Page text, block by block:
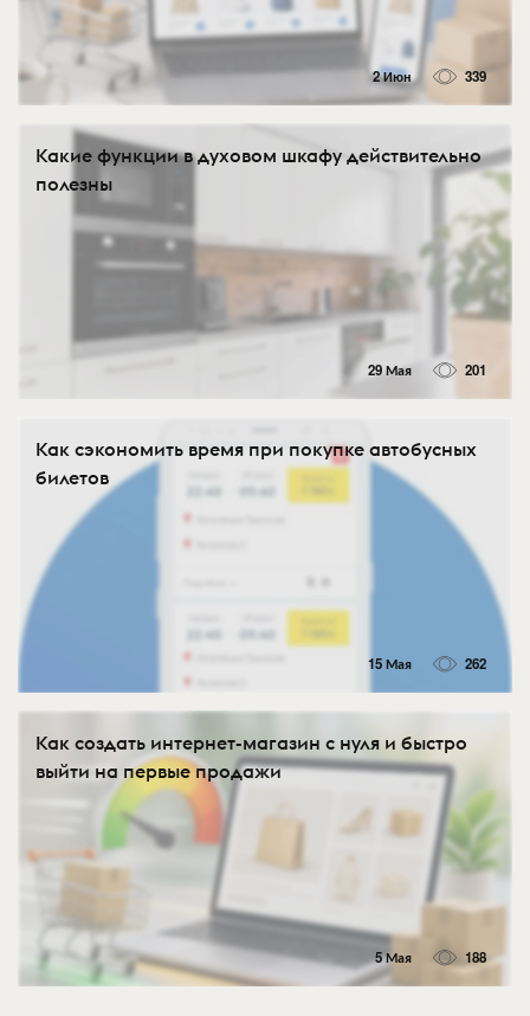
2 Июн 339
Какие функции в духовом шкафу действительно
полезны
29 Мая 201
Как сэкономить время при покупке автобусных
билетов
15 Мая 262
Как создать интернет-магазин с нуля и быстро
выйти на первые продажи
5 Мая 188